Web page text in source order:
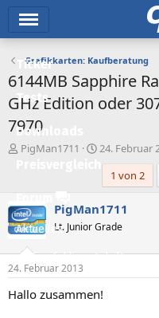
Ticker
Tests
Downloads
Forum
Aktuelles
Empfohlene Inhalte
Grafikkarten: Kaufberatung
6144MB Sapphire
GHz Edition oder
7970
E
t
e
l
l
e
PigMan1711
E
t
e
l
m
24. Februar
1 von 2
PigMan1711
Lt. Junior Grade
24. Februar 2013
Hallo zusammen!